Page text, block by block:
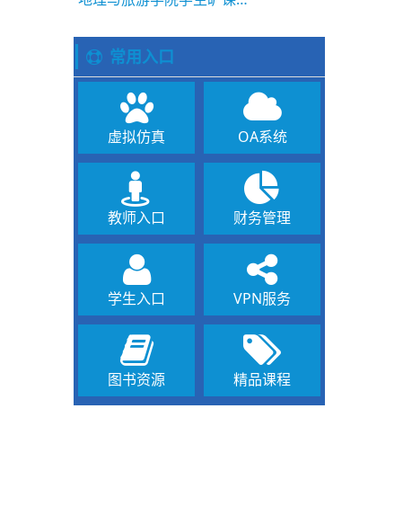
常用入口
虚拟仿真 OA系统
教师入口 财务管理
学生入口 VPN服务
图书资源 精品课程